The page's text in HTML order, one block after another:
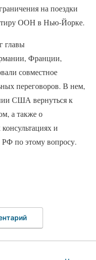
на поездки
ООН в Нью-Йорке.
главы
Франции,
совместное
переговоров. В нем,
США вернуться к
а также о
и
по этому вопросу.